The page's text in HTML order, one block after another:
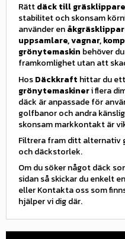
Rättdäck till gräsklippare
stabilitet och skonsam
använder en
uppsamlare, vagnar,
grönytemaskin behöver
framkomlighet utan att
HosDäckkraft hittar du
grönytemaskineri flera
däck är anpassade för
golfbanor och andra
skonsam markkontakt är
Filtrera fram ditt alternativ
och däckstorlek.
Om du söker något däck
sidan så skickar du enkelt
eller Kontakta oss som
hjälper vi dig där.